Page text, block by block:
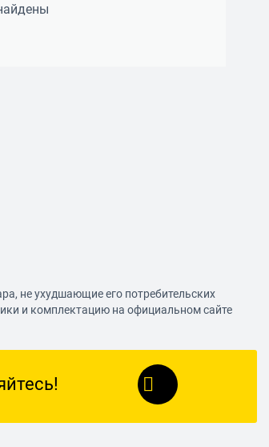
не ухудшающие его потребительских
и комплектацию на официальном сайте